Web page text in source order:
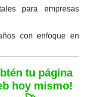
para empresas
con enfoque en
tu página
hoy mismo!